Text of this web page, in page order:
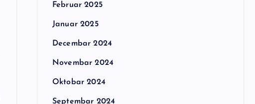
Februar 2025
Januar 2025
Decembar 2024
Novembar 2024
Oktobar 2024
Septembar 2024